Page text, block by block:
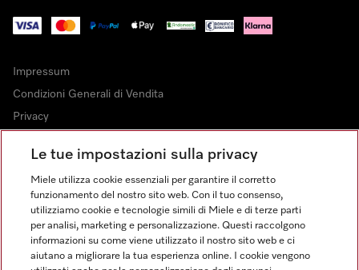
Impressum
Condizioni Generali di Vendita
Privacy
Dichiarazione di Accessibilità
Modulo di recesso
Legge sui servizi digitali
Impostazioni cookie
Le tue impostazioni sulla privacy
Miele utilizza cookie essenziali per garantire il corretto
funzionamento del nostro sito web. Con il tuo consenso,
utilizziamo cookie e tecnologie simili di Miele e di terze parti
per analisi, marketing e personalizzazione. Questi raccolgono
informazioni su come viene utilizzato il nostro sito web e ci
aiutano a migliorare la tua esperienza online. I cookie vengono